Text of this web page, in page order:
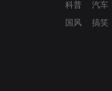
科普
国风
汽车
搞笑